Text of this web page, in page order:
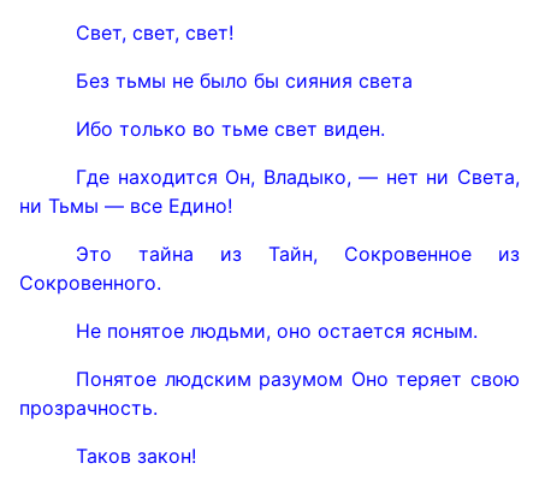
Свет, свет, свет!
Без тьмы не было бы сияния света
Ибо только во тьме свет виден.
Где находится Он, Владыко, — нет ни Света,
ни Тьмы — все Едино!
Это тайна из Тайн, Сокровенное из
Сокровенного.
Не понятое людьми, оно остается ясным.
Понятое людским разумом Оно теряет свою
прозрачность.
Таков закон!